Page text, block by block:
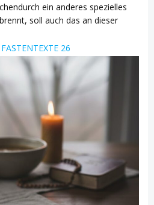
ein anderes spezielles
soll auch das an dieser
26